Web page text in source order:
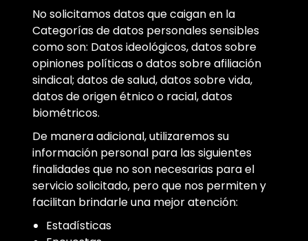
No solicitamos datos que caigan en la
Categorías de datos personales sensibles
como son: Datos ideológicos, datos sobre
opiniones políticas o datos sobre afiliación
sindical; datos de salud, datos sobre vida,
datos de origen étnico o racial, datos
biométricos.
De manera adicional, utilizaremos su
información personal para las siguientes
finalidades que no son necesarias para el
servicio solicitado, pero que nos permiten y
facilitan brindarle una mejor atención:
Estadísticas